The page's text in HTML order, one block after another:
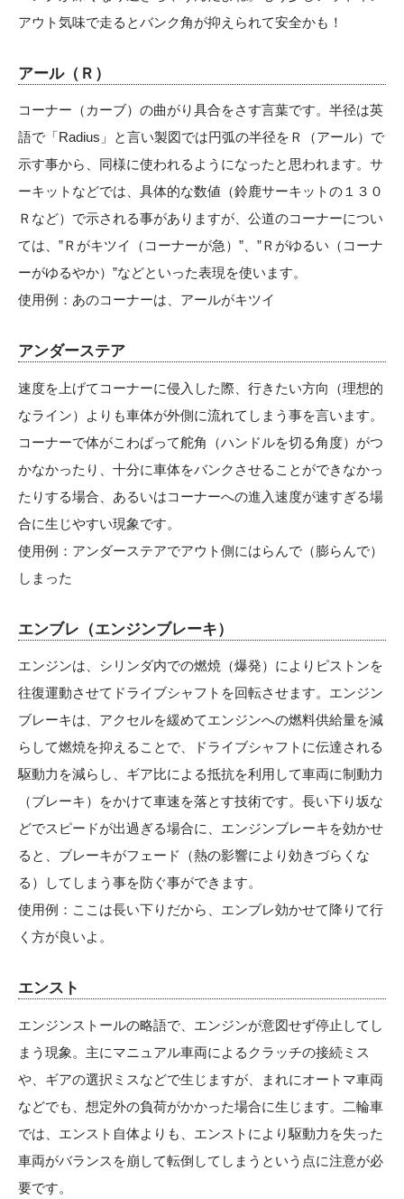
アウト気味で走るとバンク角が抑えられて安全かも！
アール（Ｒ）
コーナー（カーブ）の曲がり具合をさす言葉です。半径は英
語で「Radius」と言い製図では円弧の半径をＲ（アール）で
示す事から、同様に使われるようになったと思われます。サ
ーキットなどでは、具体的な数値（鈴鹿サーキットの１３０
Ｒなど）で示される事がありますが、公道のコーナーについ
ては、”Ｒがキツイ（コーナーが急）”、”Ｒがゆるい（コーナ
ーがゆるやか）”などといった表現を使います。
使用例：あのコーナーは、アールがキツイ
アンダーステア
速度を上げてコーナーに侵入した際、行きたい方向（理想的
なライン）よりも車体が外側に流れてしまう事を言います。
コーナーで体がこわばって舵角（ハンドルを切る角度）がつ
かなかったり、十分に車体をバンクさせることができなかっ
たりする場合、あるいはコーナーへの進入速度が速すぎる場
合に生じやすい現象です。
使用例：アンダーステアでアウト側にはらんで（膨らんで）
しまった
エンブレ（エンジンブレーキ）
エンジンは、シリンダ内での燃焼（爆発）によりピストンを
往復運動させてドライブシャフトを回転させます。エンジン
ブレーキは、アクセルを緩めてエンジンへの燃料供給量を減
らして燃焼を抑えることで、ドライブシャフトに伝達される
駆動力を減らし、ギア比による抵抗を利用して車両に制動力
（ブレーキ）をかけて車速を落とす技術です。長い下り坂な
どでスピードが出過ぎる場合に、エンジンブレーキを効かせ
ると、ブレーキがフェード（熱の影響により効きづらくな
る）してしまう事を防ぐ事ができます。
使用例：ここは長い下りだから、エンブレ効かせて降りて行
く方が良いよ。
エンスト
エンジンストールの略語で、エンジンが意図せず停止してし
まう現象。主にマニュアル車両によるクラッチの接続ミス
や、ギアの選択ミスなどで生じますが、まれにオートマ車両
などでも、想定外の負荷がかかった場合に生じます。二輪車
では、エンスト自体よりも、エンストにより駆動力を失った
車両がバランスを崩して転倒してしまうという点に注意が必
要です。